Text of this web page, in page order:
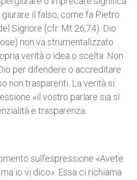
il falso, come fa Pietro
Signore (cfr. Mt 26,74). Dio
non va strumentalizzato
verità o idea o scelta. Non
per difendere o accreditare
non trasparenti. La verità si
«il vostro parlare sia sì
e trasparenza.
sull’espressione «Avete
io vi dico». Essa ci richiama